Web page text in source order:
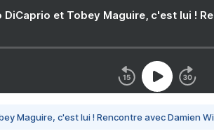
DiCaprio et Tobey Maguire, c'est lui !
Maguire, c'est lui ! Rencontre avec Damien